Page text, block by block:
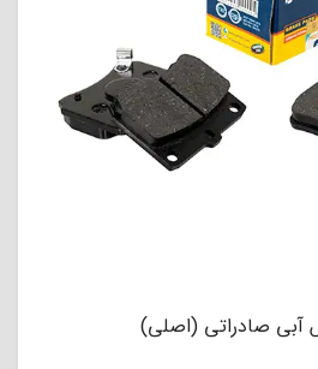
آبی صادراتی (اصلی)